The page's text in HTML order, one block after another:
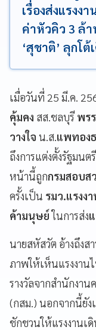
เรื่องส่งแรงง
ค่าหัวคิว 3 ล้
‘สุชาติ’ ลุกโต้
เมื่อวันที่ 25 มี.ค.
คุ้มคง สส.ชลบุรี พร
วางใจ น.ส.แพทอง
ถึงการแต่งตั้งรัฐมน
หน้านี้ถูกกรมสอบ
ครั้งเป็น รมว.แรงง
ค้ามนุษย์ในการส่ง
นายสหัสวัต อ้างถึง
ภาพให้เห็นแรงงาน
รางวัลจากสำนักงา
(กสม.) นอกจากนี้ยัง
ชักชวนให้แรงงานเ